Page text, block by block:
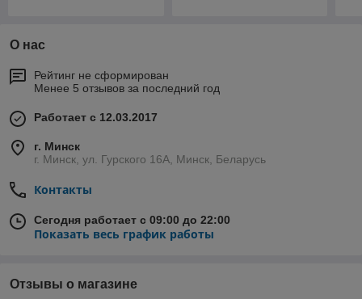
О нас
Рейтинг не сформирован
Менее 5 отзывов за последний год
Работает с 12.03.2017
г. Минск
г. Минск, ул. Гурского 16А, Минск, Беларусь
Контакты
Сегодня работает с 09:00 до 22:00
Показать весь график работы
Отзывы о магазине